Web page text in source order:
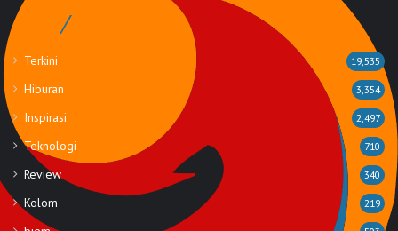
Rubrik
Terkini 19,535
Hiburan 3,354
Inspirasi 2,497
Teknologi 710
Review 340
Kolom 219